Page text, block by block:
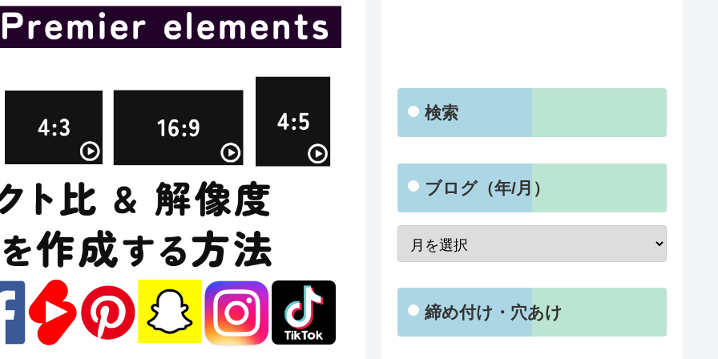
検索
ブログ（年/月）
締め付け・穴あけ